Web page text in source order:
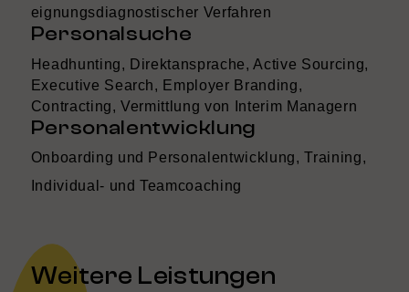
eignungsdiagnostischer Verfahren
Personalsuche
Headhunting, Direktansprache, Active Sourcing,
Executive Search, Employer Branding,
Contracting, Vermittlung von Interim Managern
Personalentwicklung
Onboarding und Personalentwicklung, Training,
Individual- und Teamcoaching
Weitere Leistungen